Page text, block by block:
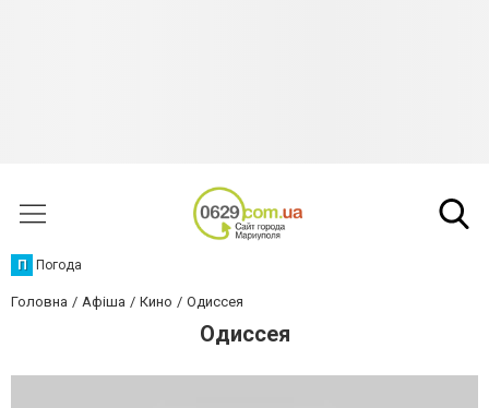
П Погода
Головна Афіша Кино Одиссея
Одиссея